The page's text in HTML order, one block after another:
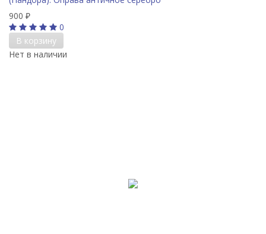
900 ₽
0
В корзину
Нет в наличии